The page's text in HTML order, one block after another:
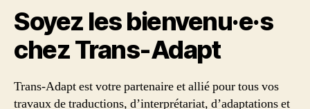
Soyez les bienvenu·e·s
chez Trans‑Adapt
Trans-Adapt est votre partenaire et allié pour tous vos
travaux de traductions, d’interprétariat, d’adaptations et